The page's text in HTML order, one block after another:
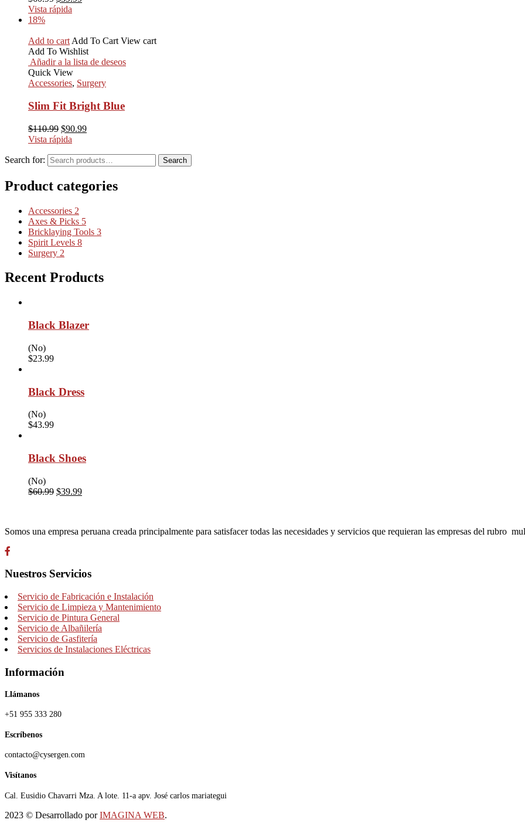
Vista rápida
18%
Add to cart Add To Cart View cart
Add To Wishlist
Añadir a la lista de deseos
Quick View
Accessories, Surgery
Slim Fit Bright Blue
$110.99 $90.99
Vista rápida
Search for: Search
Product categories
Accessories 2
Axes & Picks 5
Bricklaying Tools 3
Spirit Levels 8
Surgery 2
Recent Products
Black Blazer
(No)
$23.99
Black Dress
(No)
$43.99
Black Shoes
(No)
$60.99 $39.99
Somos una empresa peruana creada principalmente para satisfacer todas las necesidades y servicios que requieran las empresas del rubro
Nuestros Servicios
Servicio de Fabricación e Instalación
Servicio de Limpieza y Mantenimiento
Servicio de Pintura General
Servicio de Albañilería
Servicio de Gasfitería
Servicios de Instalaciones Eléctricas
Información
Llámanos
+51 955 333 280
Escríbenos
contacto@cysergen.com
Visítanos
Cal. Eusidio Chavarri Mza. A lote. 11-a apv. José carlos mariategui
2023 © Desarrollado porIMAGINA WEB.